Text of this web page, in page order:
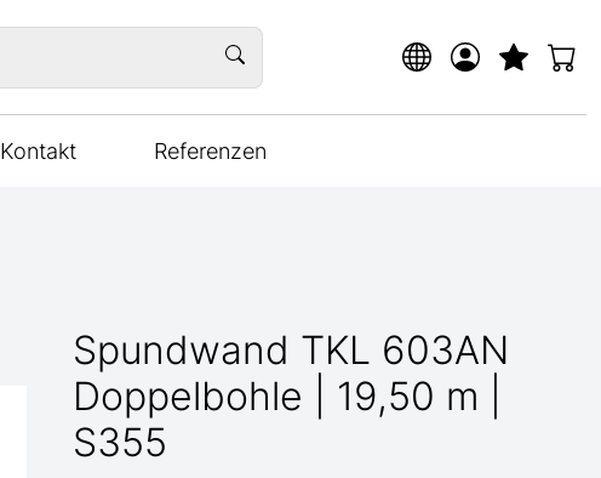
Kontakt Referenzen
Spundwand TKL 603AN
Doppelbohle | 19,50 m |
S355